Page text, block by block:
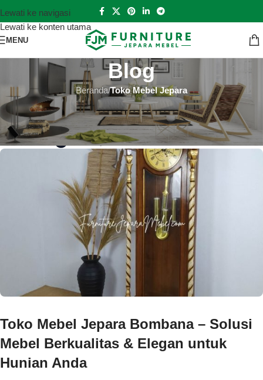
Lewati ke navigasi
Lewati ke konten utama
MENU
Blog
Beranda/Toko Mebel Jepara
TOKO MEBEL JEPARA
Toko Mebel Jepara Bombana
Hutankayu FurnitureAktif 2025-05-05
Toko Mebel Jepara Bombana – Solusi
Mebel Berkualitas & Elegan untuk
Hunian Anda